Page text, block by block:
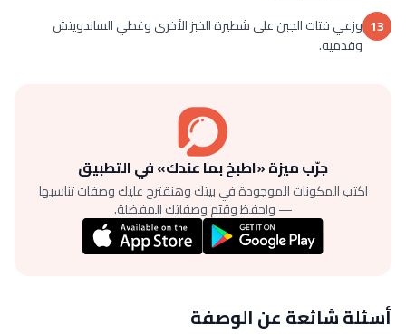
13 وزعي فتات الجبن على شطيرة الخبز الأخرى وغطي الساندويتش
وقدميه.
جرّب ميزة «اطبخ بما عندك» في التطبيق
اكتب المكونات الموجودة في بيتك وهنقترح عليك وصفات تناسبها
— واحفظ وقيّم وصفاتك المفضلة.
أسئلة شائعة عن الوصفة